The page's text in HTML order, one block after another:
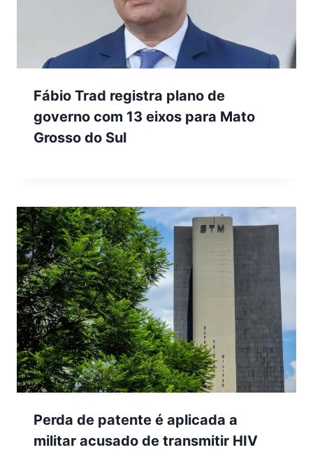
Fábio Trad registra plano de
governo com 13 eixos para Mato
Grosso do Sul
Perda de patente é aplicada a
militar acusado de transmitir HIV